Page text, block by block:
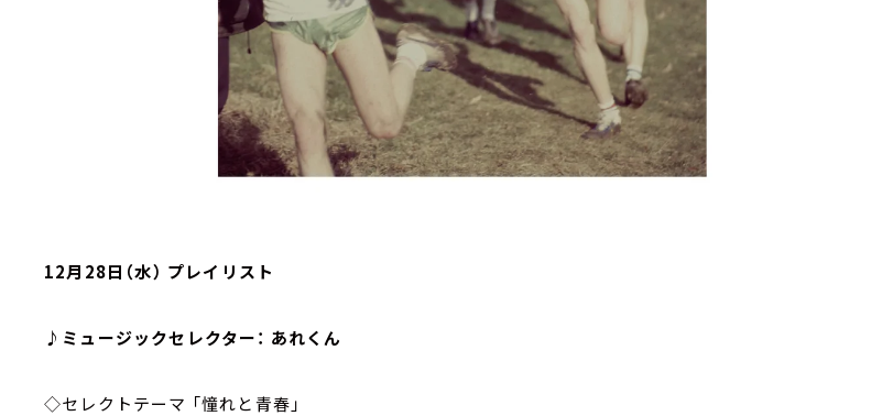
12月28日（水） プレイリスト
♪ミュージックセレクター： あれくん
◇セレクトテーマ 「憧れと青春」